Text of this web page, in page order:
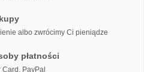
albo zwrócimy Ci pieniądze
płatności
Card, PayPal